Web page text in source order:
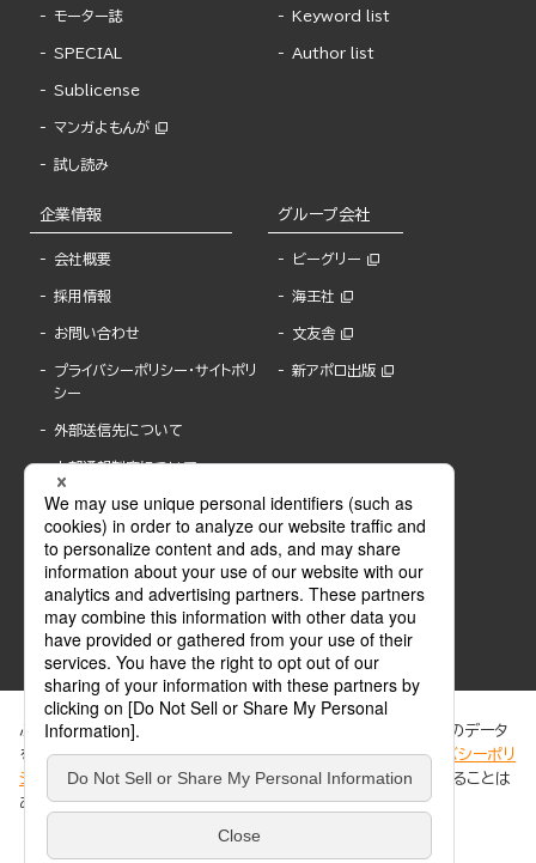
モーター誌
SPECIAL
Sublicense
マンガよもんが
試し読み
Keyword list
Author list
企業情報
会社概要
採用情報
お問い合わせ
プライバシーポリシー・サイトポリ
シー
外部送信先について
内部通報制度について
グループ会社
ビーグリー
海王社
文友舎
新アポロ出版
ABJマークは、この電子書店・電子書籍配信サービスが、著作権者からコンテンツ使用許諾を
得た正規版配信サービスであることを示す登録商標(登録番号 第6091713号)です。
ABJマークの詳細、ABJマークを掲示しているサービスの一覧はこちら。
ぶんか社が運営するサイトでは、利便性向上のためにCookie等のデータ
を使用しています。 当社のCookieについての詳細は、「プライバシーポリ
シー
」をご覧ください。当サイトでは、訪問者の個人情報を追跡することは
ありません。